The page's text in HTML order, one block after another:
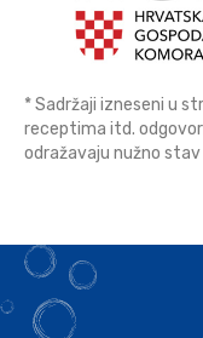
* Sadržaji izneseni u
receptima itd.
odražavaju nužno stav